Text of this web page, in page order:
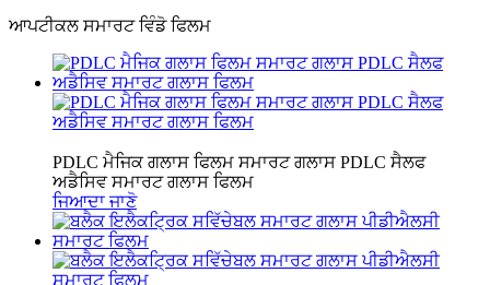
ਆਪਟੀਕਲ ਸਮਾਰਟ ਵਿੰਡੋ ਫਿਲਮ
PDLC ਮੈਜਿਕ ਗਲਾਸ ਫਿਲਮ ਸਮਾਰਟ ਗਲਾਸ PDLC ਸੈਲਫ
ਅਡੈਸਿਵ ਸਮਾਰਟ ਗਲਾਸ ਫਿਲਮ
ਜਿਆਦਾ ਜਾਣੋ